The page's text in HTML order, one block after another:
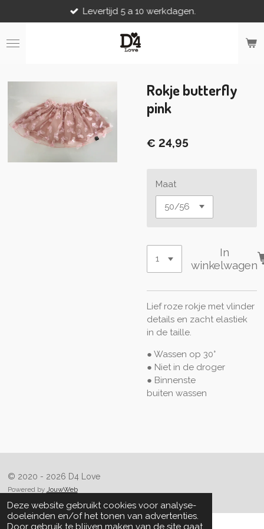
Deze website gebruikt cookies voor analyse-
doeleinden en/of het tonen van advertenties.
Door gebruik te blijven maken van de site gaat
direct
naar
de
Levertijd 5 a 10 werkdagen.
Rokje butterfly
pink
€ 24,95
Maat
In
winkelwagen
Lief roze rokje met vlinder
details en zacht elastiek
in de taille.
● Wassen op 30°
● Niet in de droger
● Binnenste
buiten wassen
© 2020 - 2026 D4 Love
Powered by JouwWeb